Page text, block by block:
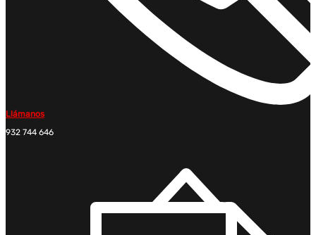
Llámanos
932 744 646